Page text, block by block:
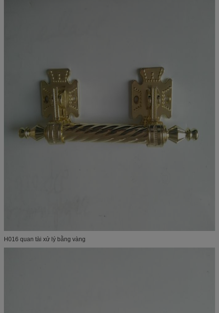
H016 quan tài xử lý bằng vàng